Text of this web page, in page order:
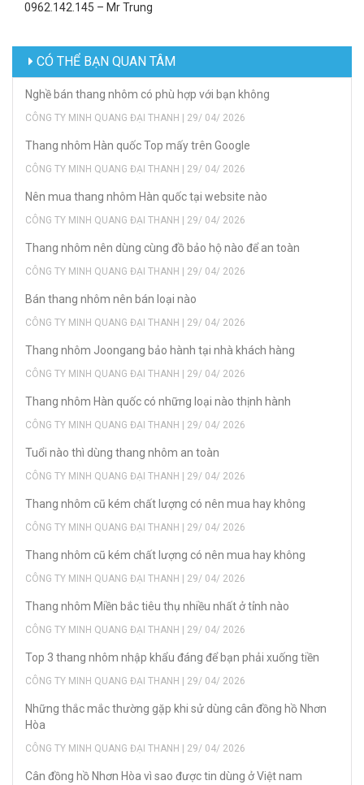
0962.142.145 – Mr Trung
CÓ THỂ BẠN QUAN TÂM
Nghề bán thang nhôm có phù hợp với bạn không
CÔNG TY MINH QUANG ĐẠI THANH | 29/ 04/ 2026
Thang nhôm Hàn quốc Top mấy trên Google
CÔNG TY MINH QUANG ĐẠI THANH | 29/ 04/ 2026
Nên mua thang nhôm Hàn quốc tại website nào
CÔNG TY MINH QUANG ĐẠI THANH | 29/ 04/ 2026
Thang nhôm nên dùng cùng đồ bảo hộ nào để an toàn
CÔNG TY MINH QUANG ĐẠI THANH | 29/ 04/ 2026
Bán thang nhôm nên bán loại nào
CÔNG TY MINH QUANG ĐẠI THANH | 29/ 04/ 2026
Thang nhôm Joongang bảo hành tại nhà khách hàng
CÔNG TY MINH QUANG ĐẠI THANH | 29/ 04/ 2026
Thang nhôm Hàn quốc có những loại nào thịnh hành
CÔNG TY MINH QUANG ĐẠI THANH | 29/ 04/ 2026
Tuổi nào thì dùng thang nhôm an toàn
CÔNG TY MINH QUANG ĐẠI THANH | 29/ 04/ 2026
Thang nhôm cũ kém chất lượng có nên mua hay không
CÔNG TY MINH QUANG ĐẠI THANH | 29/ 04/ 2026
Thang nhôm cũ kém chất lượng có nên mua hay không
CÔNG TY MINH QUANG ĐẠI THANH | 29/ 04/ 2026
Thang nhôm Miền bắc tiêu thụ nhiều nhất ở tỉnh nào
CÔNG TY MINH QUANG ĐẠI THANH | 29/ 04/ 2026
Top 3 thang nhôm nhập khẩu đáng để bạn phải xuống tiền
CÔNG TY MINH QUANG ĐẠI THANH | 29/ 04/ 2026
Những thắc mắc thường gặp khi sử dùng cân đồng hồ Nhơn
Hòa
CÔNG TY MINH QUANG ĐẠI THANH | 29/ 04/ 2026
Cân đồng hồ Nhơn Hòa vì sao được tin dùng ở Việt nam